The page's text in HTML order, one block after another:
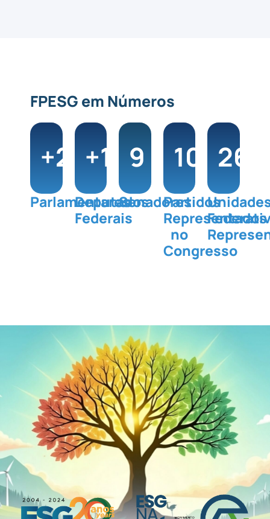
FPESG em Números
+200
Parlamentares
+180
Deputados
Federais
9
Senadores
100%
Partidos
Representados
no
Congresso
26